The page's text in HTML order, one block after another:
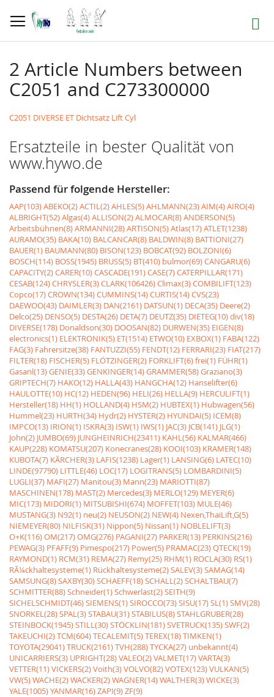
zum
Inhalt
Suche
2 Article Numbers between
C2051 and C273300000
C2051 DIVERSE ET Dichtsatz Lift Cyl
Ersatzteile in bester Qualität von
www.hywo.de
Passend für folgende Hersteller:
AAP(103)ABEKO(2)ACTIL(2)AHLES(5)AHLMANN(23)AIM(4)AIRO(4)
ALBRIGHT(52)Algas(4)ALLISON(2)ALMOCAR(8)ANDERSON(5)
Arbeitsbühnen(8)ARMANNI(28)ARTISON(5)Atlas(17)ATLET(1238)
AURAMO(35) BAKA(10) BALCANCAR(8) BALDWIN(8) BATTIONI(27)
BAUER(1) BAUMANN(80) BISON(123) BOBCAT(92) BOLZONI(6)
BOSCH(114) BOSS(1945) BRUSS(5) BT(410) bulmor(69)CANGARU(6)
CAPACITY(2)CARER(10)CASCADE(191)CASE(7)CATERPILLAR(171)
CESAB(124)CHRYSLER(3)CLARK(106426)Climax(3)COMBILIFT(123)
Copco(17)CROWN(134)CUMMINS(14)CURTIS(14)CVS(23)
DAEWOO(43) DAIMLER(3) DAN(2161) DATSUN(1) DECA(35) Deere(2)
Delco(25) DENSO(5) DESTA(26) DETA(7) DEUTZ(35) DIETEG(10)div(18)
DIVERSE(178) Donaldson(30) DOOSAN(82) DURWEN(35) EIGEN(8)
electronics(1) ELEKTRONIK(5) ET(1514) ETWO(10) EXBOX(1) FABA(122)
FAG(3) Fahrersitze(38) FANTUZZI(55) FENDT(12) FERRARI(23) FIAT(217)
FILTER(18) FISCHER(5) FLÖTZINGER(2) FORKLIFT(6)frei(1) FÜHR(1)
Gasanl(13)GENIE(33)GENKINGER(14)GRAMMER(58)Graziano(3)
GRIPTECH(7) HAKO(12) HALLA(43) HANGCHA(12) Hanselifter(6)
HAULOTTE(10) HC(12) HEDEN(96) HELI(26) HELLA(9) HERCULIFT(1)
Hersteller(18) HH(1) HOLLAND(4) HSM(2) HUBTEX(1) Hubwagen(56)
Hummel(23) HURTH(34) Hydr(2) HYSTER(2) HYUNDAI(5) ICEM(8)
IMPCO(13) IRION(1) ISKRA(3) ISW(1) IWS(1) JAC(3) JCB(141) JLG(1)
John(2) JUMBO(69) JUNGHEINRICH(23411) KAHL(56) KALMAR(466)
KAUP(228) KOMATSU(207) Konecranes(28) KOOI(103) KRAMER(148)
KUBOTA(7) KÃRCHER(3) LAFIS(1238) Lager(1) LANSING(6) LATEC(10)
LINDE(97790) LITTLE(46) LOC(17) LOGITRANS(5) LOMBARDINI(5)
LUGLI(37) MAFI(27) Manitou(3) Mann(23) MARIOTTI(87)
MASCHINEN(178) MAST(2) Mercedes(3) MERLO(129) MEYER(6)
MIC(173) MIDORI(1) MITSUBISHI(674) MOFFET(103) MULE(46)
MUSTANG(3) N92(1) neu(2) NEUSON(2) NEW(4) Nexen,ThaiLift,G(5)
NIEMEYER(80) NILFISK(31) Nippon(5) Nissan(1) NOBLELIFT(3)
O+K(116)OM(217)OMG(276) PAGANI(27) PARKER(13) PERKINS(216)
PEWAG(3) PFAFF(9) Pimespo(217) Power(5) PRAMAC(23)QTECK(19)
RAYMOND(1) RCM(31) REMA(27) Remy(25) RHM(1) ROCLA(30) RS(1)
RÃ¼ckhaltesysteme(1) Rückhaltesysteme(2)SALEV(3)SAMAG(14)
SAMSUNG(8)SAXBY(30)SCHAEFF(18)SCHALL(2)SCHALTBAU(7)
SCHMITTER(88)Schneider(1)Schwerlast(2)SEITH(9)
SICHELSCHMIDT(46)SIEMENS(1)SIROCCO(73)SISU(17)SL(1)SMV(28)
SNORKEL(28)SPAL(3)STABAU(31)STABILUS(8)STAHLGRUBER(28)
STEINBOCK(1945)STILL(30)STÖCKLIN(181)SVETRUCK(135)SWF(2)
TAKEUCHI(2)TCM(604)TECALEMIT(5)TEREX(18)TIMKEN(1)
TOYOTA(29041)TRUCK(2161)TVH(288)TYCKA(27) unbekannt(4)
UNICARRIERS(3) UPRIGHT(28)VALEO(2)VALMET(17)VARTA(3)
VETTER(11)VICKERS(2)Voith(3)VOLVO(82)VOTEX(123)VULKAN(5)
VW(5)WACHE(2)WACKER(2)WAGNER(14)WALTHER(3)WICKE(3)
YALE(1005)YANMAR(16)ZAPI(9)ZF(9)